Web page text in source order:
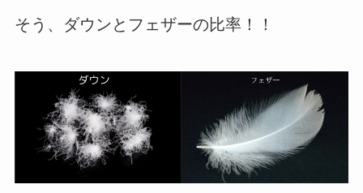
そう、ダウンとフェザーの比率！！